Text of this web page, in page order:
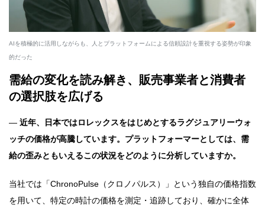
AIを積極的に活用しながらも、人とプラットフォームによる信頼設計を重視する姿勢が印象
的だった
需給の変化を読み解き、販売事業者と消費者
の選択肢を広げる
― 近年、日本ではロレックスをはじめとするラグジュアリーウォ
ッチの価格が高騰しています。プラットフォーマーとしては、需
給の歪みともいえるこの状況をどのように分析していますか。
当社では「ChronoPulse（クロノパルス）」という独自の価格指数
を用いて、特定の時計の価格を測定・追跡しており、確かに全体